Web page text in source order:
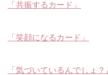
「共振するカード」
「笑顔になるカード」
「気づいているんでしょ？